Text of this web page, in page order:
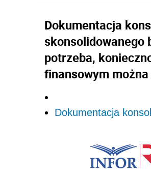
Dokumentacja
skonsolidowanego
potrzeba,
finansowym
Dokumentacja